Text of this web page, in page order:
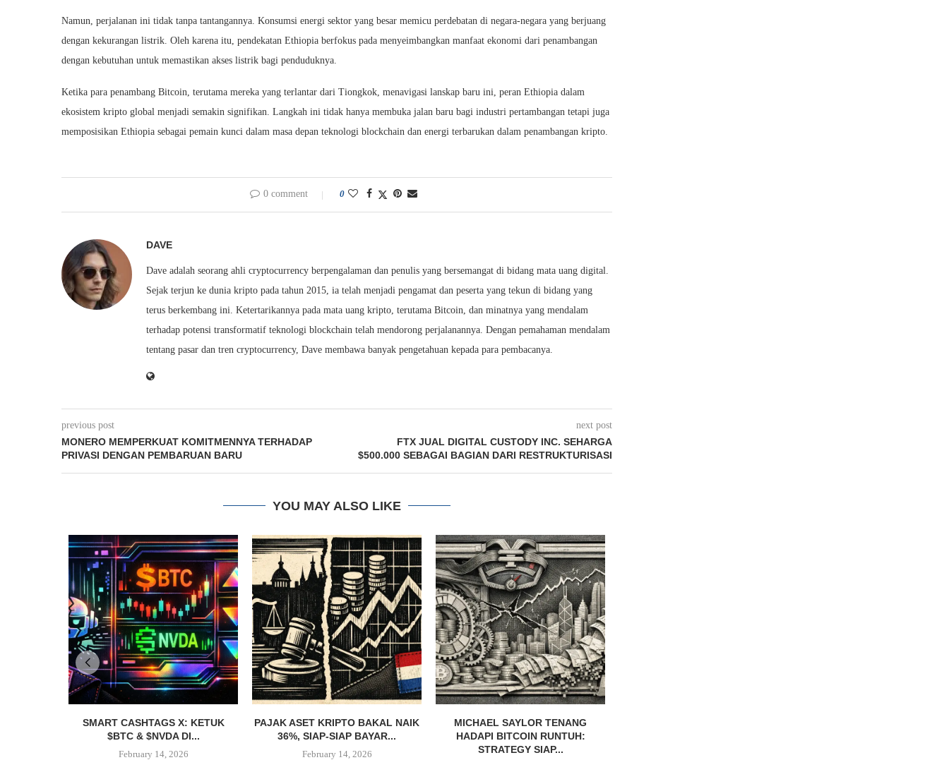
Namun, perjalanan ini tidak tanpa tantangannya. Konsumsi energi sektor yang besar memicu perdebatan di negara-negara yang berjuang
dengan kekurangan listrik. Oleh karena itu, pendekatan Ethiopia berfokus pada menyeimbangkan manfaat ekonomi dari penambangan
dengan kebutuhan untuk memastikan akses listrik bagi penduduknya.
Ketika para penambang Bitcoin, terutama mereka yang terlantar dari Tiongkok, menavigasi lanskap baru ini, peran Ethiopia dalam
ekosistem kripto global menjadi semakin signifikan. Langkah ini tidak hanya membuka jalan baru bagi industri pertambangan tetapi juga
memposisikan Ethiopia sebagai pemain kunci dalam masa depan teknologi blockchain dan energi terbarukan dalam penambangan kripto.
0 comment 0
DAVE
Dave adalah seorang ahli cryptocurrency berpengalaman dan penulis yang bersemangat di bidang mata uang digital.
Sejak terjun ke dunia kripto pada tahun 2015, ia telah menjadi pengamat dan peserta yang tekun di bidang yang
terus berkembang ini. Ketertarikannya pada mata uang kripto, terutama Bitcoin, dan minatnya yang mendalam
terhadap potensi transformatif teknologi blockchain telah mendorong perjalanannya. Dengan pemahaman mendalam
tentang pasar dan tren cryptocurrency, Dave membawa banyak pengetahuan kepada para pembacanya.
previous post
MONERO MEMPERKUAT KOMITMENNYA TERHADAP
PRIVASI DENGAN PEMBARUAN BARU
next post
FTX JUAL DIGITAL CUSTODY INC. SEHARGA
$500.000 SEBAGAI BAGIAN DARI RESTRUKTURISASI
YOU MAY ALSO LIKE
SMART CASHTAGS X: KETUK
$BTC & $NVDA DI...
February 14, 2026
PAJAK ASET KRIPTO BAKAL NAIK
36%, SIAP-SIAP BAYAR...
February 14, 2026
MICHAEL SAYLOR TENANG
HADAPI BITCOIN RUNTUH:
STRATEGY SIAP...